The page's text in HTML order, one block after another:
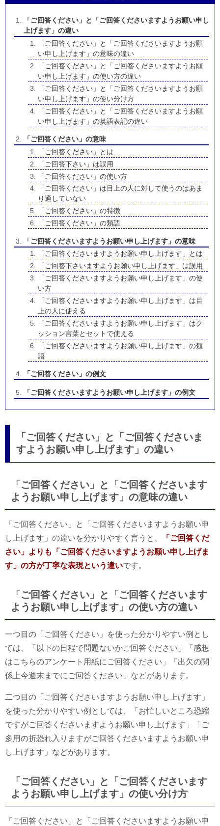
「ご回答ください」と「ご回答くださいますようお願い申し
上げます」の違い
「ご回答ください」と「ご回答くださいますようお願
い申し上げます」の意味の違い
「ご回答ください」と「ご回答くださいますようお願
い申し上げます」の使い方の違い
「ご回答ください」と「ご回答くださいますようお願
い申し上げます」の使い分け方
「ご回答ください」と「ご回答くださいますようお願
い申し上げます」の英語表記の違い
「ご回答ください」の意味
「ご回答ください」とは
「ご回答下さい」は誤用
「ご回答ください」の使い方
「ご回答ください」は目上の人に対して使うのはあま
り適していない
「ご回答ください」の特徴
「ご回答ください」の類語
「ご回答くださいますようお願い申し上げます」の意味
「ご回答くださいますようお願い申し上げます」とは
「ご回答下さいますようお願い申し上げます」は誤用
「ご回答くださいますようお願い申し上げます」の使
い方
「ご回答くださいますようお願い申し上げます」は目
上の人に使える
「ご回答くださいますようお願い申し上げます」はク
ッション言葉とセットで使える
「ご回答くださいますようお願い申し上げます」の類
語
「ご回答ください」の例文
「ご回答くださいますようお願い申し上げます」の例文
「ご回答ください」と「ご回答くださいま
すようお願い申し上げます」の違い
「ご回答ください」と「ご回答くださいます
ようお願い申し上げます」の意味の違い
「ご回答ください」と「ご回答くださいますようお願い申
し上げます」の違いを分かりやすく言うと、
「ご回答くだ
さい」よりも「ご回答くださいますようお願い申し上げま
す」の方が丁寧な表現という違いです。
「ご回答ください」と「ご回答くださいます
ようお願い申し上げます」の使い方の違い
一つ目の「ご回答ください」を使った分かりやすい例とし
ては、「以下の日程で問題ないかご回答ください」「感想
はこちらのアンケート用紙にご回答ください」「出欠の関
係上今週末までにご回答ください」などがあります。
二つ目の「ご回答くださいますようお願い申し上げます」
を使った分かりやすい例としては、「お忙しいところ恐縮
ですがご回答くださいますようお願い申し上げます」「ご
多用の折恐れ入りますがご回答くださいますようお願い申
し上げます」などがあります。
「ご回答ください」と「ご回答くださいます
ようお願い申し上げます」の使い分け方
「ご回答ください」と「ご回答くださいますようお願い申